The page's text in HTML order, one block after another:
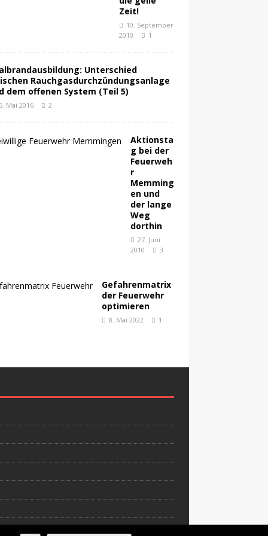
Zeit!
10. September
2010
1
Unterschied
Rauchgasdurchzündungsanlage
dem offenen System (Teil 5)
Mai 2016 2
Aktionsta
g bei der
Feuerweh
r
Memming
en und
der lange
Weg
dorthin
27. Juni
2010
3
Gefahrenmatrix
der Feuerwehr
optimieren
8. Mai 2022 1